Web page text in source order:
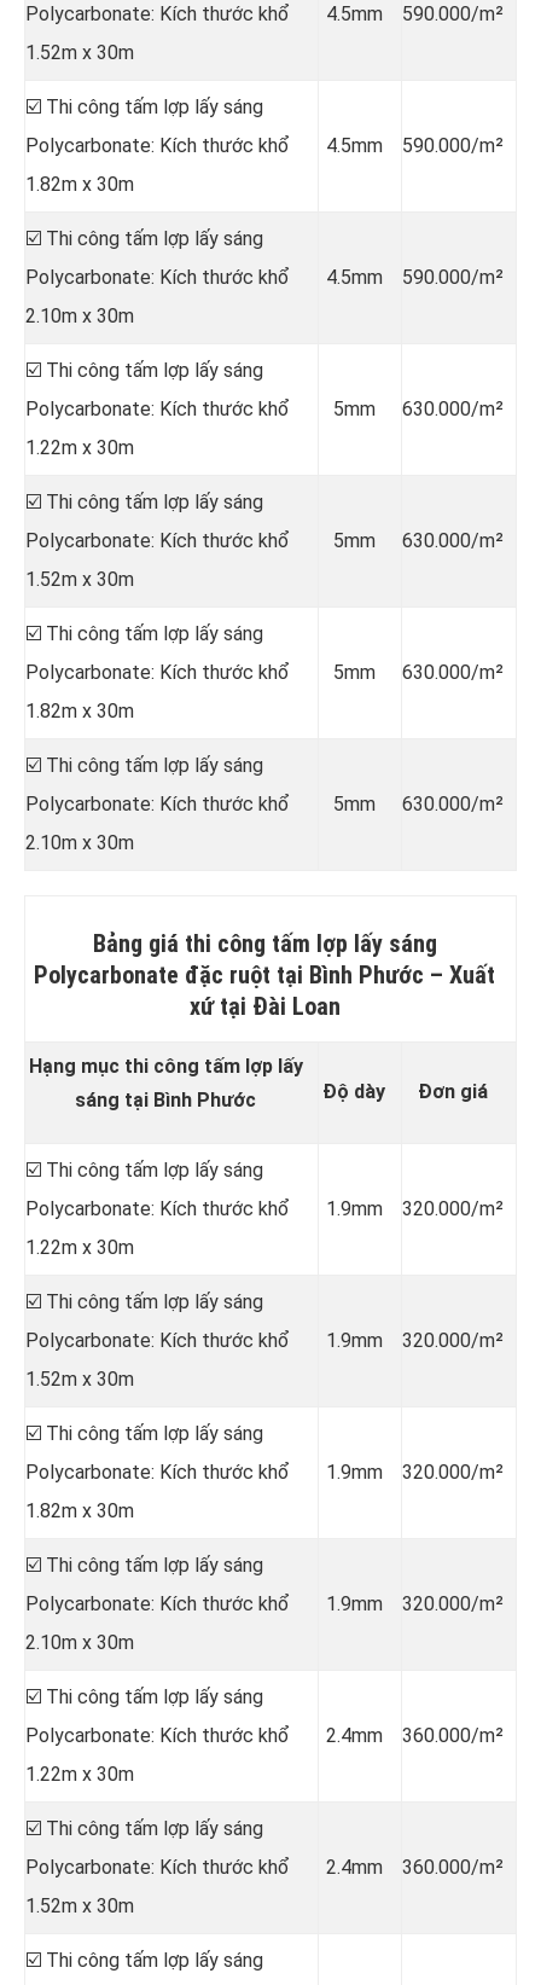
Polycarbonate: Kích thước khổ
1.52m x 30m
4.5mm 590.000/m²
☑️ Thi công tấm lợp lấy sáng
Polycarbonate: Kích thước khổ
1.82m x 30m
4.5mm 590.000/m²
☑️ Thi công tấm lợp lấy sáng
Polycarbonate: Kích thước khổ
2.10m x 30m
4.5mm 590.000/m²
☑️ Thi công tấm lợp lấy sáng
Polycarbonate: Kích thước khổ
1.22m x 30m
5mm 630.000/m²
☑️ Thi công tấm lợp lấy sáng
Polycarbonate: Kích thước khổ
1.52m x 30m
5mm 630.000/m²
☑️ Thi công tấm lợp lấy sáng
Polycarbonate: Kích thước khổ
1.82m x 30m
5mm 630.000/m²
☑️ Thi công tấm lợp lấy sáng
Polycarbonate: Kích thước khổ
2.10m x 30m
5mm 630.000/m²
Bảng giá thi công tấm lợp lấy sáng
Polycarbonate đặc ruột tại Bình Phước – Xuất
xứ tại Đài Loan
Hạng mục thi công tấm lợp lấy
sáng tại Bình Phước
Độ dày Đơn giá
☑️ Thi công tấm lợp lấy sáng
Polycarbonate: Kích thước khổ
1.22m x 30m
1.9mm 320.000/m²
☑️ Thi công tấm lợp lấy sáng
Polycarbonate: Kích thước khổ
1.52m x 30m
1.9mm 320.000/m²
☑️ Thi công tấm lợp lấy sáng
Polycarbonate: Kích thước khổ
1.82m x 30m
1.9mm 320.000/m²
☑️ Thi công tấm lợp lấy sáng
Polycarbonate: Kích thước khổ
2.10m x 30m
1.9mm 320.000/m²
☑️ Thi công tấm lợp lấy sáng
Polycarbonate: Kích thước khổ
1.22m x 30m
2.4mm 360.000/m²
☑️ Thi công tấm lợp lấy sáng
Polycarbonate: Kích thước khổ
1.52m x 30m
2.4mm 360.000/m²
☑️ Thi công tấm lợp lấy sáng